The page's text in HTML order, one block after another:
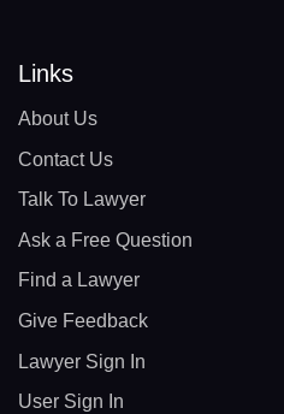
Links
About Us
Contact Us
Talk To Lawyer
Ask a Free Question
Find a Lawyer
Give Feedback
Lawyer Sign In
User Sign In